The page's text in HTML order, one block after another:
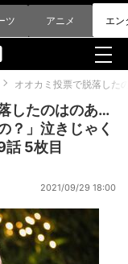
ツ アニメ エン
オオカミ投票で脱落した
したのはのあ…
？」泣きじゃく
5枚目
2021/09/29 18:00